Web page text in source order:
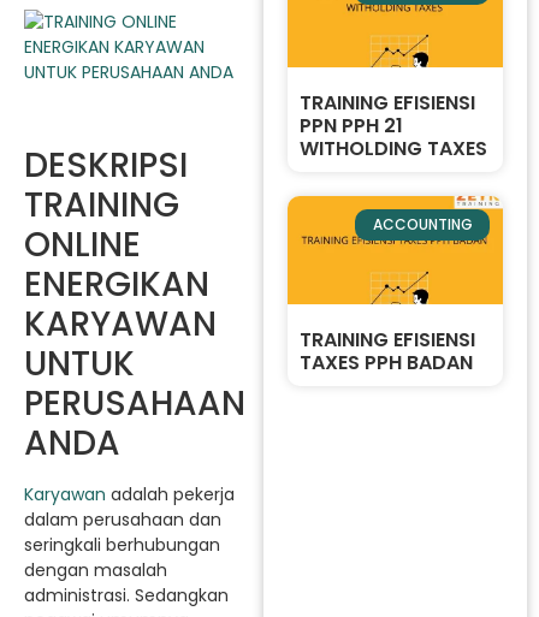
DESKRIPSI
TRAINING
ONLINE
ENERGIKAN
KARYAWAN
UNTUK
PERUSAHAAN
ANDA
Karyawan adalah pekerja
dalam perusahaan dan
seringkali berhubungan
dengan masalah
administrasi. Sedangkan
TRAINING EFISIENSI
PPN PPH 21
WITHOLDING TAXES
ACCOUNTING
TRAINING EFISIENSI
TAXES PPH BADAN